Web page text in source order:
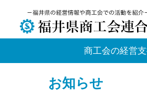
商工会の経営
お知らせ